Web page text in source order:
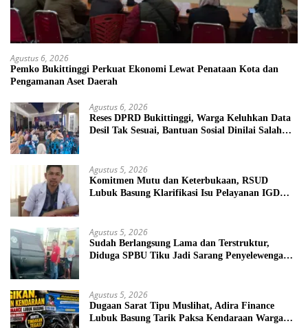
Agustus 6, 2026
Pemko Bukittinggi Perkuat Ekonomi Lewat Penataan Kota dan
Pengamanan Aset Daerah
Agustus 6, 2026
Reses DPRD Bukittinggi, Warga Keluhkan Data
Desil Tak Sesuai, Bantuan Sosial Dinilai Salah
Agustus 5, 2026
Komitmen Mutu dan Keterbukaan, RSUD
Lubuk Basung Klarifikasi Isu Pelayanan IGD
Agustus 5, 2026
Sudah Berlangsung Lama dan Terstruktur,
Diduga SPBU Tiku Jadi Sarang Penyelewengan
Agustus 5, 2026
Dugaan Sarat Tipu Muslihat, Adira Finance
Lubuk Basung Tarik Paksa Kendaraan Warga